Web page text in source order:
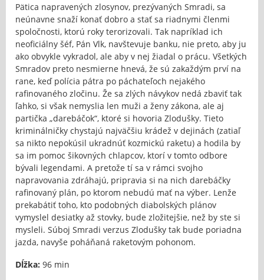
Pätica napravených zlosynov, prezývaných Smradi, sa
neúnavne snaží konať dobro a stať sa riadnymi členmi
spoločnosti, ktorú roky terorizovali. Tak napríklad ich
neoficiálny šéf, Pán Vlk, navštevuje banku, nie preto, aby ju
ako obvykle vykradol, ale aby v nej žiadal o prácu. Všetkých
Smradov preto nesmierne hnevá, že sú zakaždým prví na
rane, keď polícia pátra po páchateľoch nejakého
rafinovaného zločinu. Že sa zlých návykov nedá zbaviť tak
ľahko, si však nemyslia len muži a ženy zákona, ale aj
partička „darebáčok“, ktoré si hovoria Zlodušky. Tieto
kriminálničky chystajú najväčšiu krádež v dejinách (zatiaľ
sa nikto nepokúsil ukradnúť kozmickú raketu) a hodila by
sa im pomoc šikovných chlapcov, ktorí v tomto odbore
bývali legendami. A pretože tí sa v rámci svojho
napravovania zdráhajú, pripravia si na nich darebáčky
rafinovaný plán, po ktorom nebudú mať na výber. Lenže
prekabátiť toho, kto podobných diabolských plánov
vymyslel desiatky až stovky, bude zložitejšie, než by ste si
mysleli. Súboj Smradi verzus Zlodušky tak bude poriadna
jazda, navyše poháňaná raketovým pohonom.
Dĺžka: 96 min